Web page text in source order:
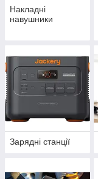
Накладні
навушники
Зарядні станції